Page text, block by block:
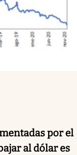
por el
al dólar es